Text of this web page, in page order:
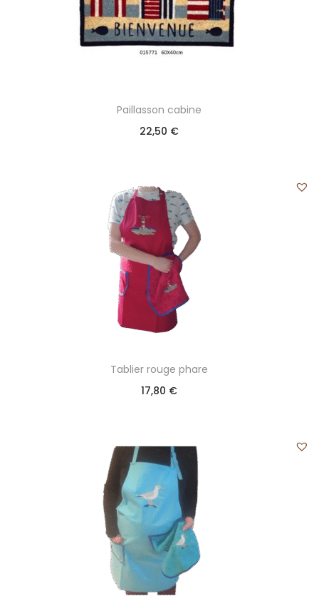
Paillasson cabine
22,50 €
Tablier rouge phare
17,80 €